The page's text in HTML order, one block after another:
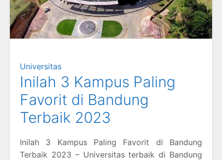
Universitas
Inilah 3 Kampus Paling
Favorit di Bandung
Terbaik 2023
Inilah 3 Kampus Paling Favorit di Bandung
Terbaik 2023 – Universitas terbaik di Bandung